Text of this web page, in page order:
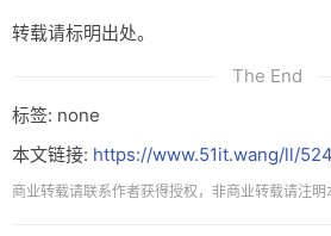
转载请标明出处。
The End
标签: none
本文链接: https://www.51it.wang/ll/524
商业转载请联系作者获得授权，非商业转载请注